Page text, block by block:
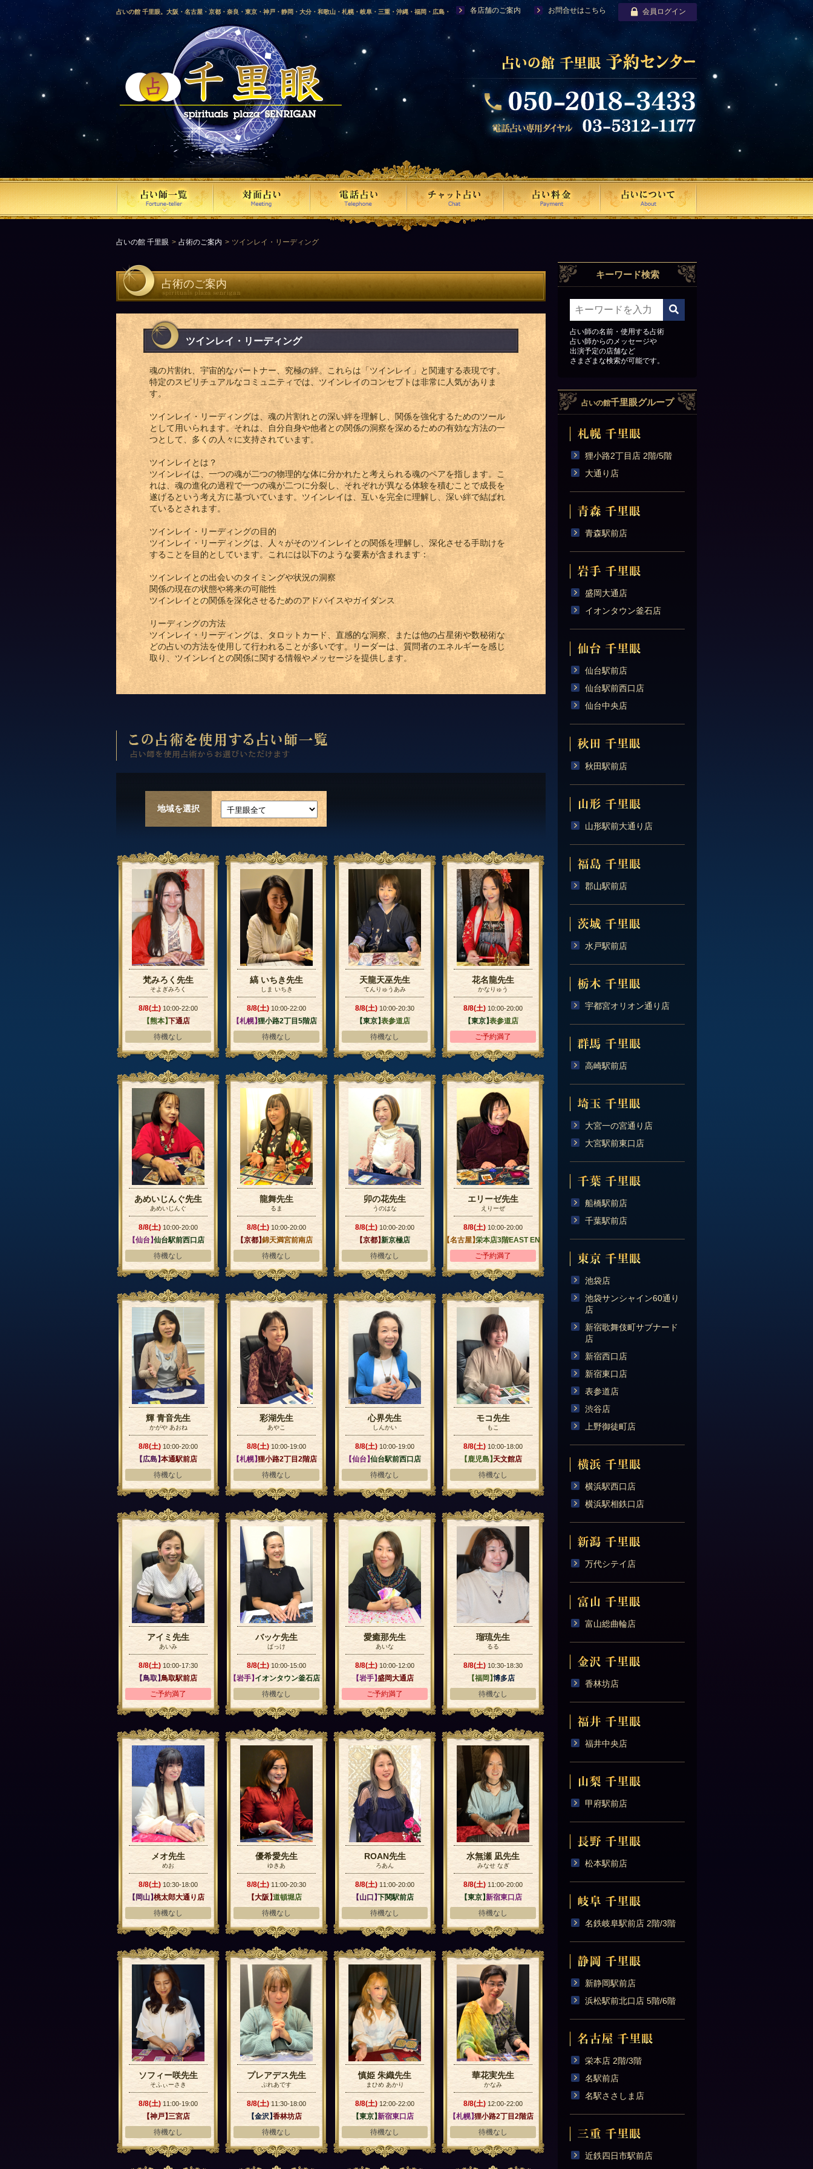
占いの館 千里眼。大阪・名古屋・京都・奈良・東京・神戸・静岡・大分・和歌山・札幌・岐阜・三重・沖縄・福岡・広島・
愛媛・鹿児島・徳島・香川・山形・岡山・横浜・千葉・福島・岩手・高知・熊本・群馬・滋賀・福井・仙台・山口・宮崎・山
梨・長野・埼玉・茨城・栃木・金沢・佐賀・長崎・鳥取・富山・新潟・秋田・青森・島根に店舗を構える、口コミで評判の人
気占い師による占い。
各店舗のご案内 お問合せはこちら 会員ログイン
占いの館 千里眼 占術のご案内 ツインレイ・リーディング
占術のご案内
ツインレイ・リーディング
魂の片割れ、宇宙的なパートナー、究極の絆。これらは「ツインレイ」と関連する表現です。
特定のスピリチュアルなコミュニティでは、ツインレイのコンセプトは非常に人気がありま
す。
ツインレイ・リーディングは、魂の片割れとの深い絆を理解し、関係を強化するためのツール
として用いられます。それは、自分自身や他者との関係の洞察を深めるための有効な方法の一
つとして、多くの人々に支持されています。
ツインレイとは？
ツインレイは、一つの魂が二つの物理的な体に分かれたと考えられる魂のペアを指します。こ
れは、魂の進化の過程で一つの魂が二つに分裂し、それぞれが異なる体験を積むことで成長を
遂げるという考え方に基づいています。ツインレイは、互いを完全に理解し、深い絆で結ばれ
ているとされます。
ツインレイ・リーディングの目的
ツインレイ・リーディングは、人々がそのツインレイとの関係を理解し、深化させる手助けを
することを目的としています。これには以下のような要素が含まれます：
ツインレイとの出会いのタイミングや状況の洞察
関係の現在の状態や将来の可能性
ツインレイとの関係を深化させるためのアドバイスやガイダンス
リーディングの方法
ツインレイ・リーディングは、タロットカード、直感的な洞察、または他の占星術や数秘術な
どの占いの方法を使用して行われることが多いです。リーダーは、質問者のエネルギーを感じ
取り、ツインレイとの関係に関する情報やメッセージを提供します。
地域を選択
梵みろく先生
そよぎみろく
8/8(土) 10:00-22:00
【熊本】下通店
待機なし
縞 いちき先生
しま いちき
8/8(土) 10:00-22:00
【札幌】狸小路2丁目5階店
待機なし
天龍天巫先生
てんりゅうあみ
8/8(土) 10:00-20:30
【東京】表参道店
待機なし
花名龍先生
かなりゅう
8/8(土) 10:00-20:00
【東京】表参道店
ご予約満了
あめいじんぐ先生
あめいじんぐ
8/8(土) 10:00-20:00
【仙台】仙台駅前西口店
待機なし
龍舞先生
るま
8/8(土) 10:00-20:00
【京都】錦天満宮前南店
待機なし
卯の花先生
うのはな
8/8(土) 10:00-20:00
【京都】新京極店
待機なし
エリーゼ先生
えりーぜ
8/8(土) 10:00-20:00
【名古屋】栄本店3階EAST EN
D
ご予約満了
輝 青音先生
かがや あおね
8/8(土) 10:00-20:00
【広島】本通駅前店
待機なし
彩湖先生
あやこ
8/8(土) 10:00-19:00
【札幌】狸小路2丁目2階店
待機なし
心界先生
しんかい
8/8(土) 10:00-19:00
【仙台】仙台駅前西口店
待機なし
モコ先生
もこ
8/8(土) 10:00-18:00
【鹿児島】天文館店
待機なし
アイミ先生
あいみ
8/8(土) 10:00-17:30
【鳥取】鳥取駅前店
ご予約満了
バッケ先生
ばっけ
8/8(土) 10:00-15:00
【岩手】イオンタウン釜石店
待機なし
愛癒那先生
あいな
8/8(土) 10:00-12:00
【岩手】盛岡大通店
ご予約満了
瑠琉先生
るる
8/8(土) 10:30-18:30
【福岡】博多店
待機なし
メオ先生
めお
8/8(土) 10:30-18:00
【岡山】桃太郎大通り店
待機なし
優希愛先生
ゆきあ
8/8(土) 11:00-20:30
【大阪】道頓堀店
待機なし
ROAN先生
ろあん
8/8(土) 11:00-20:00
【山口】下関駅前店
待機なし
水無瀬 凪先生
みなせ なぎ
8/8(土) 11:00-20:00
【東京】新宿東口店
待機なし
ソフィー咲先生
そふぃーさき
8/8(土) 11:00-19:00
【神戸】三宮店
待機なし
プレアデス先生
ぷれあです
8/8(土) 11:30-18:00
【金沢】香林坊店
待機なし
慎姫 朱織先生
まひめ あかり
8/8(土) 12:00-22:00
【東京】新宿東口店
待機なし
華花実先生
かなみ
8/8(土) 12:00-22:00
【札幌】狸小路2丁目2階店
待機なし
キーワード検索
占い師の名前・使用する占術
占い師からのメッセージや
出演予定の店舗など
さまざまな検索が可能です。
占いの館千里眼グループ
狸小路2丁目店 2階/5階
大通り店
青森駅前店
盛岡大通店
イオンタウン釜石店
仙台駅前店
仙台駅前西口店
仙台中央店
秋田駅前店
山形駅前大通り店
郡山駅前店
水戸駅前店
宇都宮オリオン通り店
高崎駅前店
大宮一の宮通り店
大宮駅前東口店
船橋駅前店
千葉駅前店
池袋店
池袋サンシャイン60通り
店
新宿歌舞伎町サブナード
店
新宿西口店
新宿東口店
表参道店
渋谷店
上野御徒町店
横浜駅西口店
横浜駅相鉄口店
万代シテイ店
富山総曲輪店
香林坊店
福井中央店
甲府駅前店
松本駅前店
名鉄岐阜駅前店 2階/3階
新静岡駅前店
浜松駅前北口店 5階/6階
栄本店 2階/3階
名駅前店
名駅ささしま店
近鉄四日市駅前店